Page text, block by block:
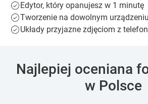
Edytor, który opanujesz w 1 minutę
Tworzenie na dowolnym urządzeniu
Układy przyjazne zdjęciom z
Najlepiej oceniana
w Polsce